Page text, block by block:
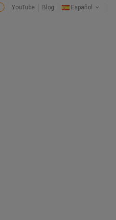
Español
Blog
YouTube